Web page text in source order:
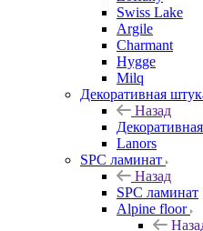
Swiss Lake
Argile
Charmant
Hygge
Milq
Декоративная
Назад
Lanors
SPC ламинат
Назад
SPC ламинат
Alpine floor